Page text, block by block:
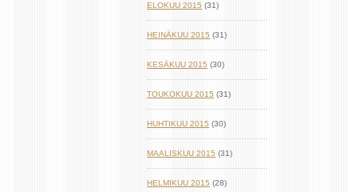
ELOKUU 2015 (31)
HEINÄKUU 2015 (31)
KESÄKUU 2015 (30)
TOUKOKUU 2015 (31)
HUHTIKUU 2015 (30)
MAALISKUU 2015 (31)
HELMIKUU 2015 (28)